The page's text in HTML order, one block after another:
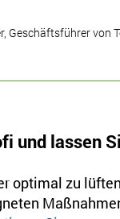
Geschäftsführer von
und lassen
optimal zu